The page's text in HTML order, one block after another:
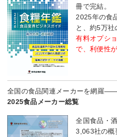
冊で完結。
2025年の食
と、約5万社
有料オプシ
で、利便性
全国の食品関連メーカーを網羅
2025食品メーカー総覧
全国食品・
3,063社の概